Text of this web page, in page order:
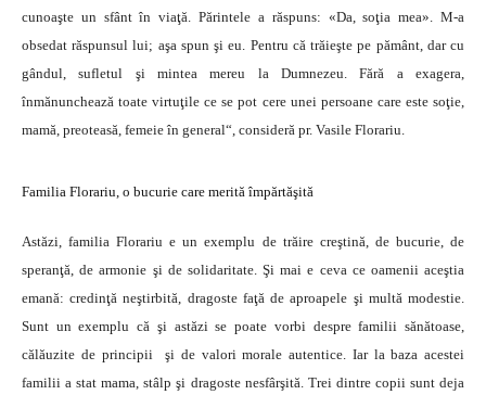
cunoaşte un sfânt în viaţă. Părintele a răspuns: «Da, soţia mea». M-a
obsedat răspunsul lui; aşa spun şi eu. Pentru că trăieşte pe pământ, dar cu
gândul, sufletul şi mintea mereu la Dumnezeu. Fără a exagera,
înmănunchează toate virtuţile ce se pot cere unei persoane care este soţie,
mamă, preoteasă, femeie în general“, consideră pr. Vasile Florariu.
Familia Florariu, o bucurie care merită împărtăşită
Astăzi, familia Florariu e un exemplu de trăire creştină, de bucurie, de
speranţă, de armonie şi de solidaritate. Şi mai e ceva ce oamenii aceştia
emană: credinţă neştirbită, dragoste faţă de aproapele şi multă modestie.
Sunt un exemplu că şi astăzi se poate vorbi despre familii sănătoase,
călăuzite de principii şi de valori morale autentice. Iar la baza acestei
familii a stat mama, stâlp şi dragoste nesfârşită. Trei dintre copii sunt deja